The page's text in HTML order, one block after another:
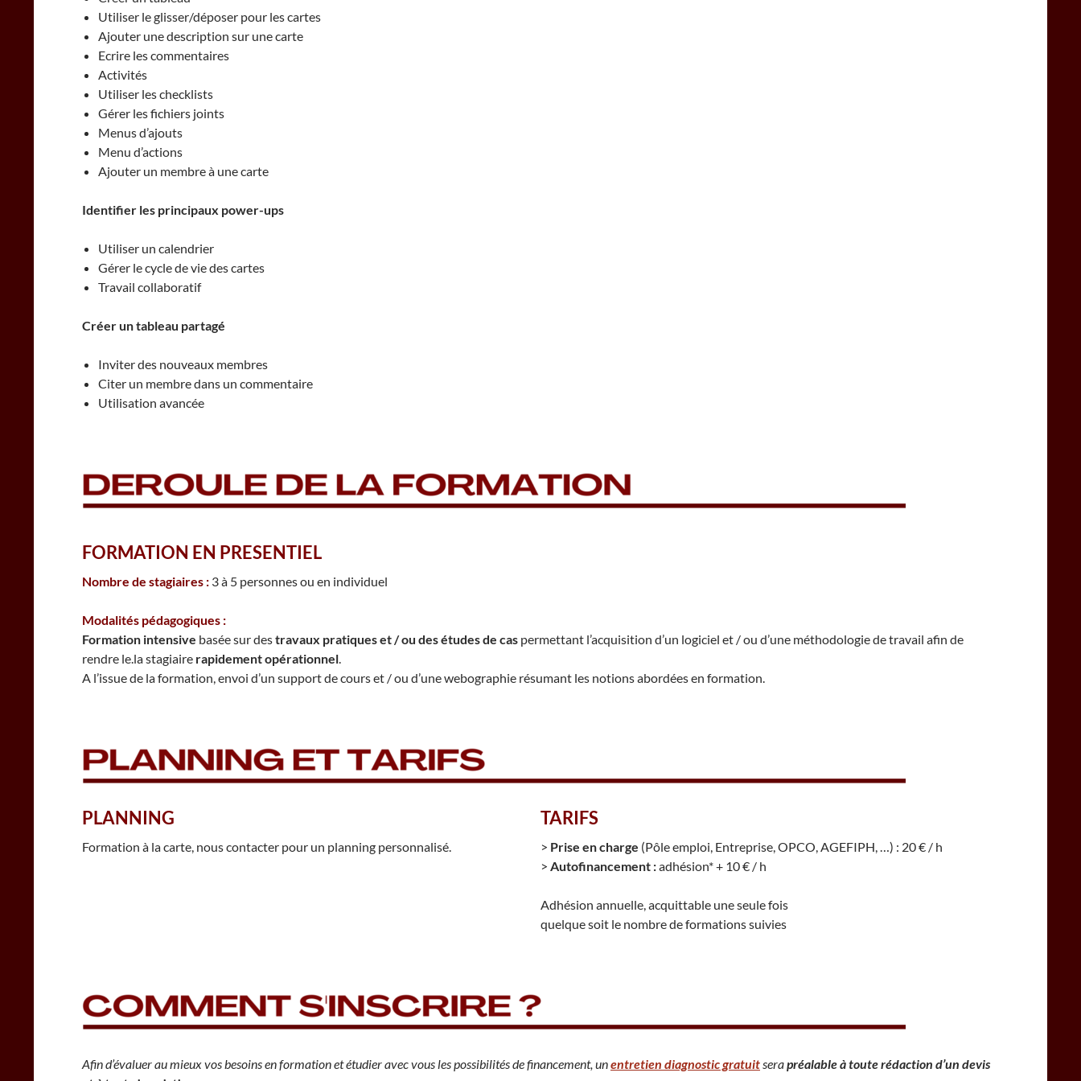
Utiliser le glisser/déposer pour les cartes
Ajouter une description sur une carte
Ecrire les commentaires
Activités
Utiliser les checklists
Gérer les fichiers joints
Menus d’ajouts
Menu d’actions
Ajouter un membre à une carte
Identifier les principaux power-ups
Utiliser un calendrier
Gérer le cycle de vie des cartes
Travail collaboratif
Créer un tableau partagé
Inviter des nouveaux membres
Citer un membre dans un commentaire
Utilisation avancée
FORMATION EN PRESENTIEL
Nombre de stagiaires : 3 à 5 personnes ou en individuel
Modalités pédagogiques :
Formation intensive basée sur destravaux pratiques et / ou des études de cas permettant l’acquisition d’un logiciel et / ou d’une méthodologie de travail afin de
rendre le.la stagiaire rapidement opérationnel.
A l’issue de la formation, envoi d’un support de cours et / ou d’une webographie résumant les notions abordées en formation.
PLANNING
Formation à la carte, nous contacter pour un planning personnalisé.
TARIFS
> Prise en charge (Pôle emploi, Entreprise, OPCO, AGEFIPH, …) : 20 € / h
> Autofinancement :adhésion* + 10 € / h
Adhésion annuelle, acquittable une seule fois
quelque soit le nombre de formations suivies
Afin d’évaluer au mieux vos besoins en formation et étudier avec vous les possibilités de financement, unentretien diagnostic gratuitserapréalable à toute rédaction d’un devis